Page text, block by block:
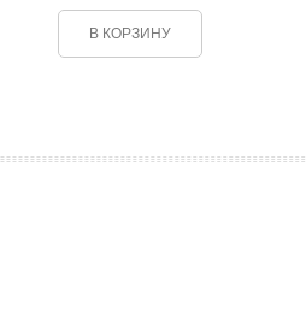
В КОРЗИНУ